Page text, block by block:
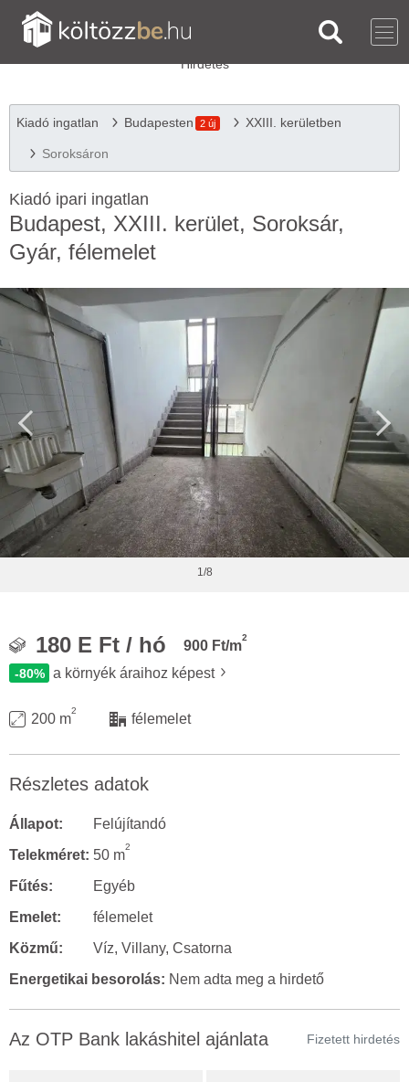
Kiadó ingatlan Budapesten 2 új XXIII. kerületben
Soroksáron
Kiadó ipari ingatlan
Budapest, XXIII. kerület, Soroksár,
Gyár, félemelet
1/8
180 E Ft / hó 900 Ft/m
2
-80% a környék áraihoz képest
200 m
2
félemelet
Részletes adatok
Állapot:
Felújítandó
Telekméret: 50 m
2
Fűtés:
Egyéb
Emelet:
félemelet
Közmű:
Víz, Villany, Csatorna
Energetikai besorolás: Nem adta meg a hirdető
Az OTP Bank lakáshitel ajánlata Fizetett hirdetés